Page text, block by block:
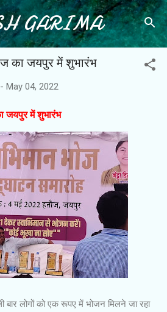
to main content
GARIMA
का जयपुर में शुभारंभ
- May 04, 2022
जयपुर में शुभारंभ
बार लोगों को एक रूपए में भोजन मिलने जा रहा